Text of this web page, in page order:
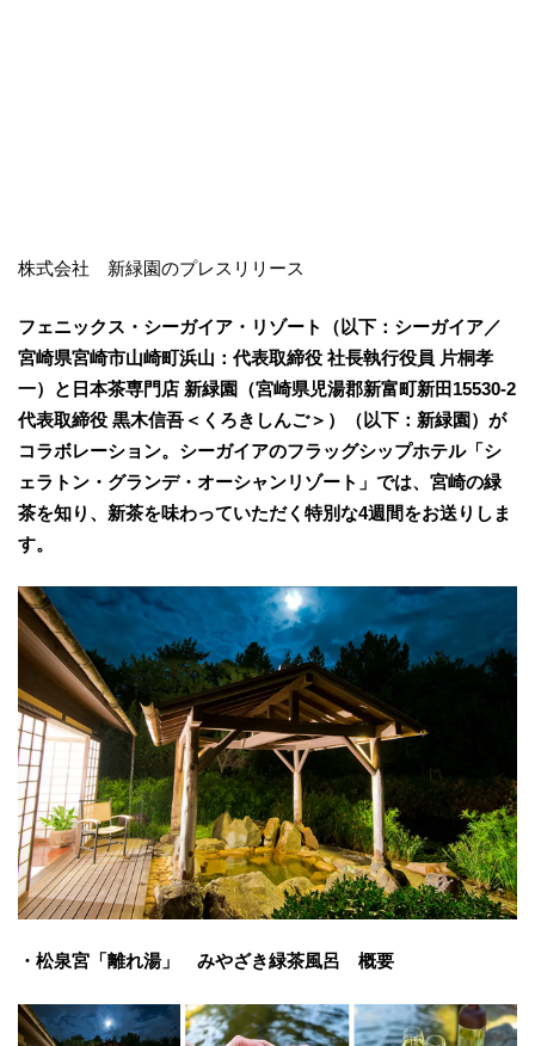
株式会社 新緑園のプレスリリース
フェニックス・シーガイア・リゾート（以下：シーガイア／
宮崎県宮崎市山崎町浜山：代表取締役 社長執行役員 片桐孝
一）と日本茶専門店 新緑園（宮崎県児湯郡新富町新田15530-2
代表取締役 黒木信吾＜くろきしんご＞）（以下：新緑園）が
コラボレーション。シーガイアのフラッグシップホテル「シ
ェラトン・グランデ・オーシャンリゾート」では、宮崎の緑
茶を知り、新茶を味わっていただく特別な4週間をお送りしま
す。
・松泉宮「離れ湯」 みやざき緑茶風呂 概要